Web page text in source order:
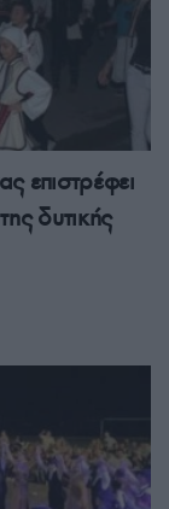
επιστρέφει
δυτικής